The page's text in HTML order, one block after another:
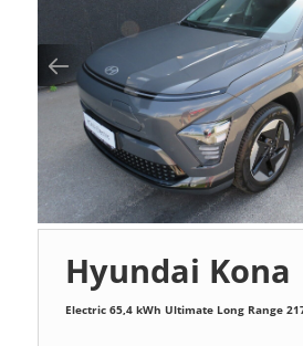
Hyundai Kona
Electric 65,4 kWh Ultimate Long Range